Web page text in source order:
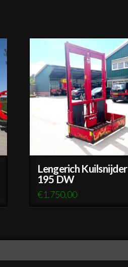
Lengerich Kuilsnijder
195 DW
€1.750,00